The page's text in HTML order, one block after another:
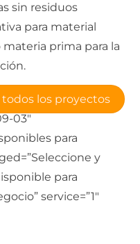
sin residuos
para material
prima para la
los proyectos
03″
para
y
para
service=”1″